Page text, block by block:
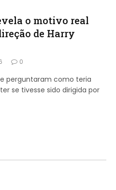
o motivo real
de Harry
0
perguntaram como teria
se tivesse sido dirigida por